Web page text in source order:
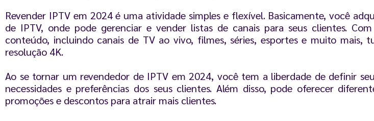
Revender IPTV em 2024 é uma atividade simples e flexível. Basicamente, você
de IPTV, onde pode gerenciar e vender listas de canais para seus clientes.
conteúdo, incluindo canais de TV ao vivo, filmes, séries, esportes e muito mais,
resolução 4K.
Ao se tornar um revendedor de IPTV em 2024, você tem a liberdade de definir
necessidades e preferências dos seus clientes. Além disso, pode oferecer
promoções e descontos para atrair mais clientes.